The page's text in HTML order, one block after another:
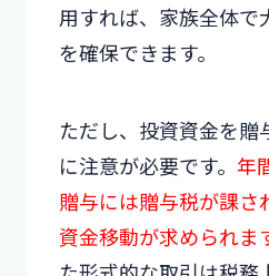
用すれば、家族全体で
を確保できます。
ただし、投資資金を贈
に注意が必要です。 年
贈与には贈与税が課さ
資金移動が求められま